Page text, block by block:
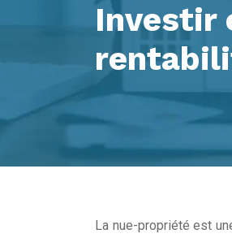
Investir
La nue-propriété est